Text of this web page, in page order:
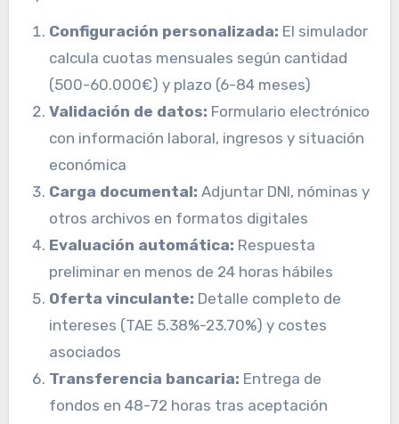
Configuración personalizada: El simulador
calcula cuotas mensuales según cantidad
(500-60.000€) y plazo (6-84 meses)
Validación de datos: Formulario electrónico
con información laboral, ingresos y situación
económica
Carga documental: Adjuntar DNI, nóminas y
otros archivos en formatos digitales
Evaluación automática: Respuesta
preliminar en menos de 24 horas hábiles
Oferta vinculante: Detalle completo de
intereses (TAE 5.38%-23.70%) y costes
asociados
Transferencia bancaria: Entrega de
fondos en 48-72 horas tras aceptación